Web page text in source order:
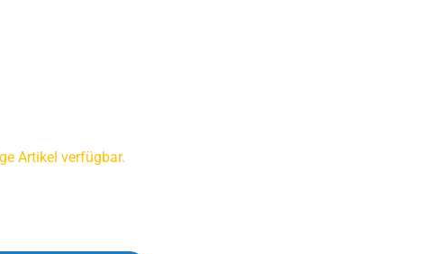
Artikel verfügbar.